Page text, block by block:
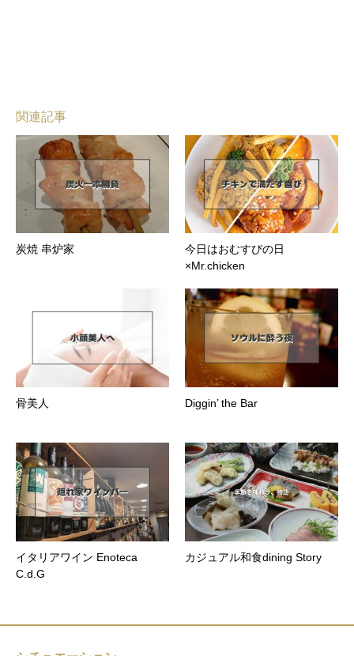
関連記事
炭焼 串炉家
今日はおむすびの日
×Mr.chicken
骨美人 Diggin’ the Bar
イタリアワイン Enoteca
C.d.G
カジュアル和食dining Story